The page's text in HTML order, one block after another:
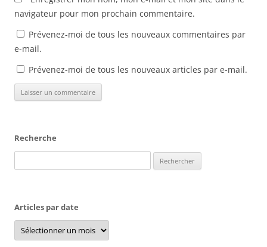
navigateur pour mon prochain commentaire.
Prévenez-moi de tous les nouveaux commentaires par
e-mail.
Prévenez-moi de tous les nouveaux articles par e-mail.
Recherche
Articles par date
Articles
par
date